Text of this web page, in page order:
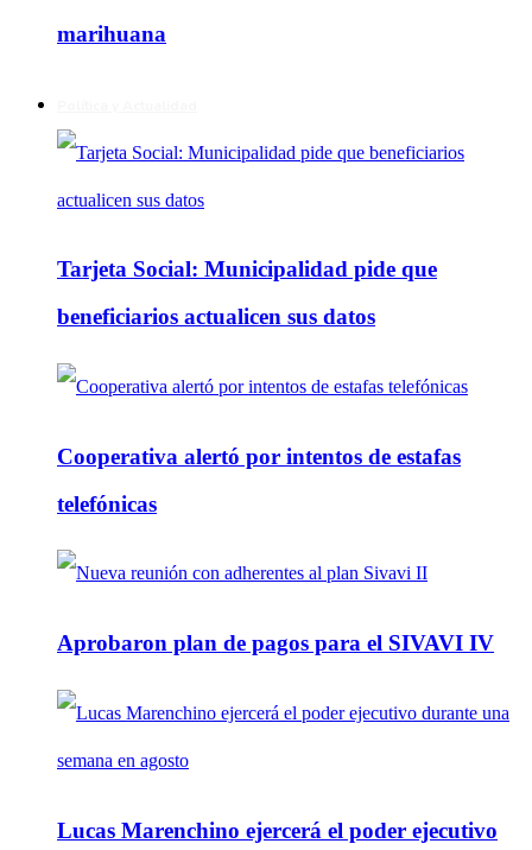
marihuana
Tarjeta Social: Municipalidad pide que
beneficiarios actualicen sus datos
Cooperativa alertó por intentos de estafas
telefónicas
Aprobaron plan de pagos para el SIVAVI IV
Lucas Marenchino ejercerá el poder ejecutivo